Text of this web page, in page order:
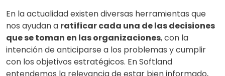
En la actualidad existen diversas herramientas que
nos ayudan a ratificar cada una de las decisiones
que se toman en las organizaciones, con la
intención de anticiparse a los problemas y cumplir
con los objetivos estratégicos. En Softland
entendemos la relevancia de estar bien informado,